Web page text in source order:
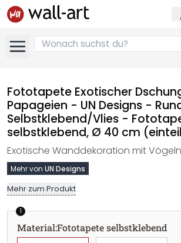
Fototapete Exotischer
Papageien - UN Designs -
Selbstklebend/Vlies -
selbstklebend, Ø 40 cm
Exotische Wanddekoration mit
Mehr von UN Designs
Mehr zum Produkt
1
Material:Fototapete selbstklebend